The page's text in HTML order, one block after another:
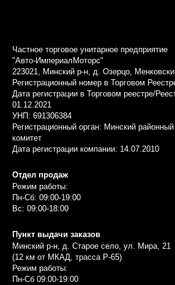
Частное торговое унитарное предприятие
"Авто-ИмпериалМоторс"
223021, Минский р-н, д. Озерцо,
Регистрационный номер в Торговом
Дата регистрации в Торговом реестре/
01.12.2021
УНП: 691306384
Регистрационный орган: Минский
комитет
Дата регистрации компании: 14.07.2010
Отдел продаж
Режим работы:
Пн-Сб: 09:00-19:00
Вс: 09:00-18:00
Пункт выдачи заказов
Минский р-н, д. Старое село, ул. Мира, 21
(12 км от МКАД, трасса P-65)
Режим работы:
Пн-Сб 09:00-19:00